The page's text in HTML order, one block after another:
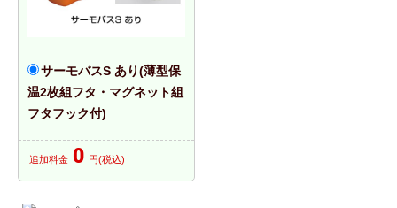
サーモバスS あり(薄型保
温2枚組フタ・マグネット組
フタフック付)
追加料金 0 円(税込)